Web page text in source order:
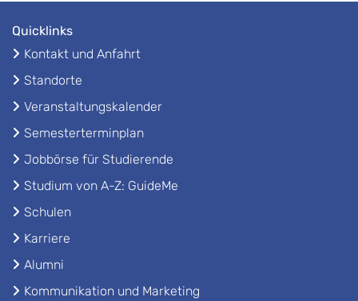
Quicklinks
Kontakt und Anfahrt
Standorte
Veranstaltungskalender
Semesterterminplan
Jobbörse für Studierende
Studium von A-Z: GuideMe
Schulen
Karriere
Alumni
Kommunikation und Marketing